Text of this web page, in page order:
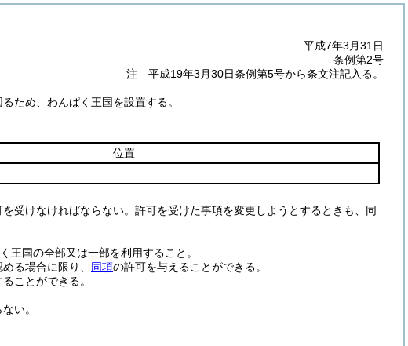
平成7年3月31日
条例第2号
注 平成19年3月30日条例第5号から条文注記入る。
ため、わんぱく王国を設置する。
位置
受けなければならない。 許可を受けた事項を変更しようとするときも、同
王国の全部又は一部を利用すること。
る場合に限り、 同項の許可を与えることができる。
ことができる。
い。